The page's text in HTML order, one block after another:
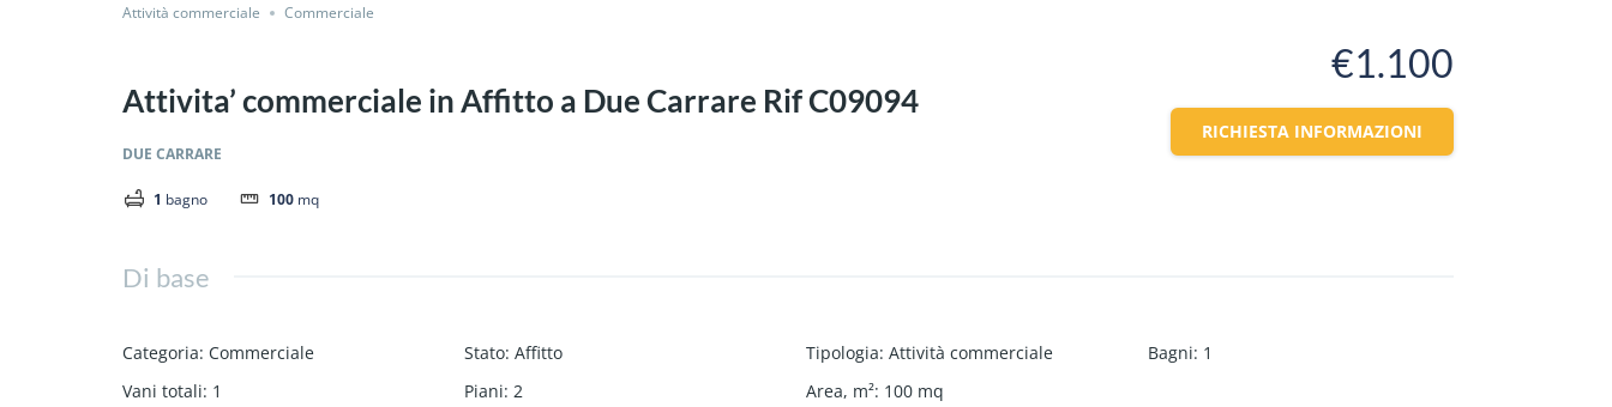
Attività commerciale Commerciale
Attivita’ commerciale in Affitto a Due Carrare Rif C09094
DUE CARRARE
1 bagno 100 mq
€1.100
RICHIESTA INFORMAZIONI
Di base
Categoria: Commerciale Stato: Affitto Tipologia: Attività commerciale Bagni: 1
Vani totali: 1 Piani: 2 Area, m²: 100 mq